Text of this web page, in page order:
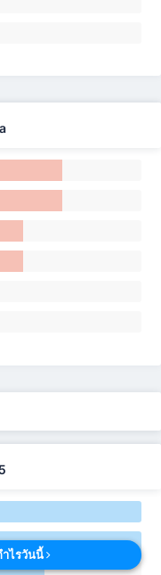
ไรวันนี้